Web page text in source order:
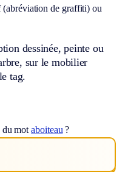
(abréviation de graffiti) ou
dessinée, peinte ou
sur le mobilier
tag.
du motaboiteau ?